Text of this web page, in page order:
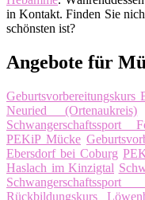
in Kontakt. Finden Sie
schönsten ist?
Angebote für
Geburtsvorbereitungskurs
Neuried (Ortenaukreis)
Schwangerschaftssport
PEKiP Mücke
Ebersdorf bei Coburg
Haslach im Kinzigtal
Schwangerschaftssport
Rückbildungskurs